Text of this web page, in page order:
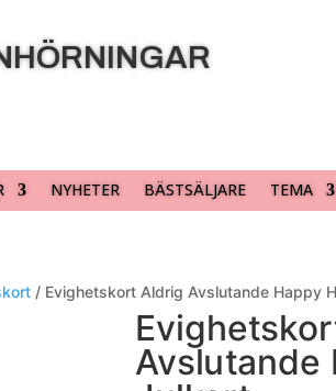
NYHETER BÄSTSÄLJARE TEMA
/ Evighetskort Aldrig Avslutande Happy
Avslutande